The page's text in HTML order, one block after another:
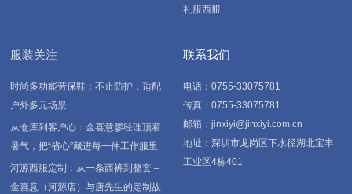
礼服西服
服装关注
时尚多功能劳保鞋：不止防护，适配
户外多元场景
从仓库到客户心：金喜意廖经理顶着
暑气，把“省心”藏进每一件工作服里
河源西服定制：从一条西裤到整套 –
金喜意（河源店）与唐先生的定制故
联系我们
电话：0755-33075781
传真：0755-33075781
邮箱：jinxiyi@jinxiyi.com.cn
地址：深圳市龙岗区下水径湖北宝丰
工业区4栋401